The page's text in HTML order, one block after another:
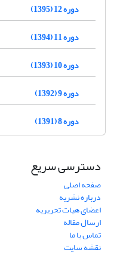
دوره 12 (1395)
دوره 11 (1394)
دوره 10 (1393)
دوره 9 (1392)
دوره 8 (1391)
دسترسی سریع
صفحه اصلی
درباره نشریه
اعضای هیات تحریریه
ارسال مقاله
تماس با ما
نقشه سایت